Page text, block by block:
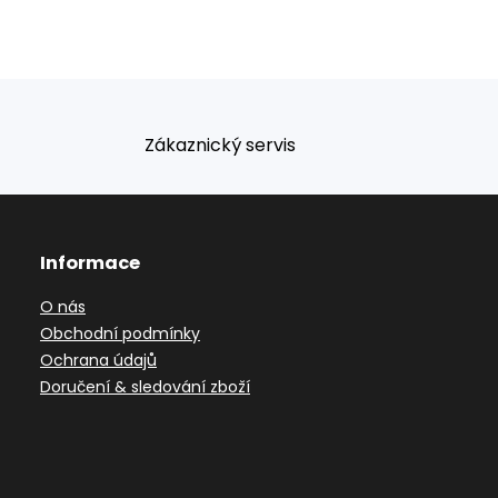
Zákaznický servis
Informace
O nás
Obchodní podmínky
Ochrana údajů
Doručení & sledování zboží